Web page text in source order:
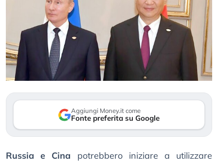
Aggiungi Money.it come
Fonte preferita su Google
Russia e Cina potrebbero iniziare a utilizzare